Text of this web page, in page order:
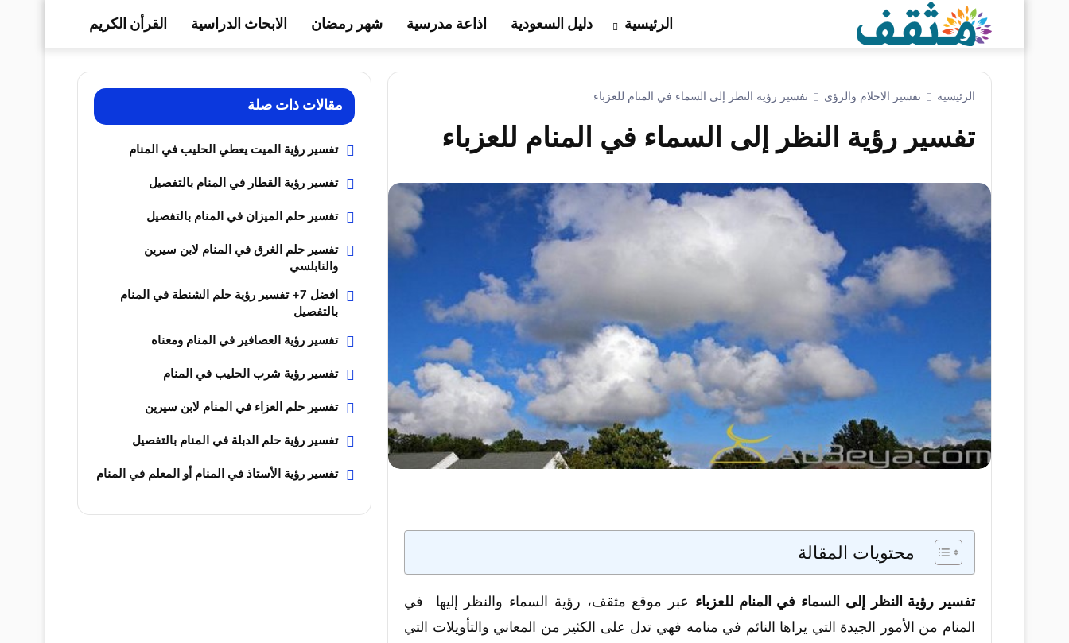
الرئيسية دليل السعودية اذاعة مدرسية شهر رمضان الابحاث الدراسية القرأن الكريم
الرئيسية تفسير الاحلام والرؤى تفسير رؤية النظر إلى السماء في المنام للعزباء
تفسير رؤية النظر إلى السماء في المنام للعزباء
محتويات المقالة
تفسير رؤية النظر إلى السماء في المنام للعزباء عبر موقع مثقف، رؤية السماء والنظر إليها في
المنام من الأمور الجيدة التي يراها النائم في منامه فهي تدل على الكثير من المعاني والتأويلات التي
مقالات ذات صلة
تفسير رؤية الميت يعطي الحليب في المنام
تفسير رؤية القطار في المنام بالتفصيل
تفسير حلم الميزان في المنام بالتفصيل
تفسير حلم الغرق في المنام لابن سيرين
والنابلسي
افضل 7+ تفسير رؤية حلم الشنطة في المنام
بالتفصيل
تفسير رؤية العصافير في المنام ومعناه
تفسير رؤية شرب الحليب في المنام
تفسير حلم العزاء في المنام لابن سيرين
تفسير رؤية حلم الدبلة في المنام بالتفصيل
تفسير رؤية الأستاذ في المنام أو المعلم في المنام